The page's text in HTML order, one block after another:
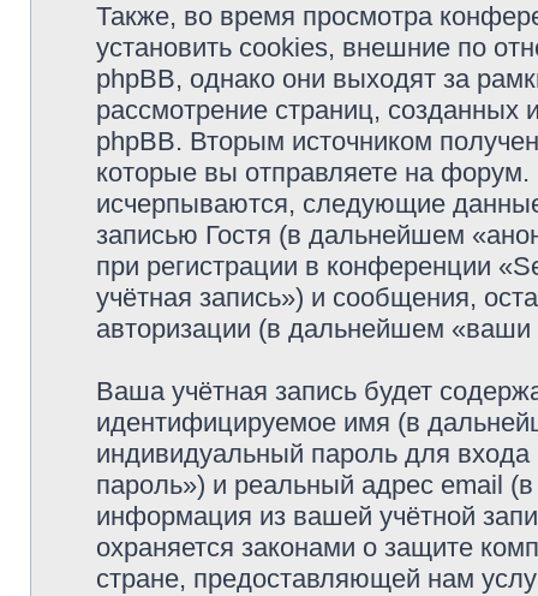
Также, во время просмотра
установить cookies, внешние по
phpBB, однако они выходят за
рассмотрение страниц,
phpBB. Вторым источником
которые вы отправляете на
исчерпываются, следующие
записью Гостя (в дальнейшем
при регистрации в конференции
учётная запись») и сообщения,
авторизации (в дальнейшем
Ваша учётная запись будет
идентифицируемое имя (в
индивидуальный пароль для
пароль») и реальный адрес email
информация из вашей учётной
охраняется законами о защите
стране, предоставляющей нам